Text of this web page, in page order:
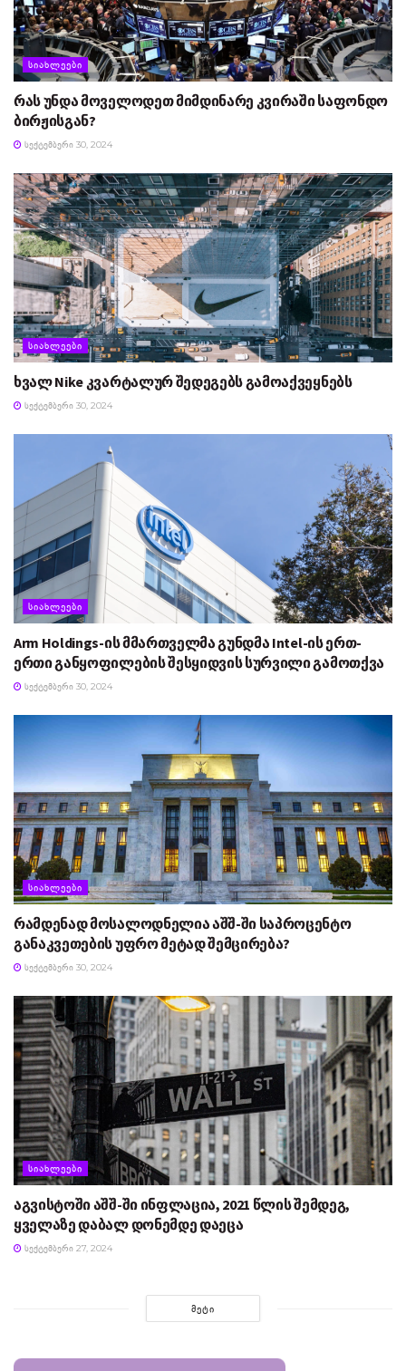
ᲡᲘᲐᲮᲚᲔᲔᲑᲘ
რას უნდა მოველოდეთ მიმდინარე კვირაში საფონდო
ბირჟისგან?
ᲡᲔᲥᲢᲔᲛᲑᲔᲠᲘ 30, 2024
ᲡᲘᲐᲮᲚᲔᲔᲑᲘ
ხვალ Nike კვარტალურ შედეგებს გამოაქვეყნებს
ᲡᲔᲥᲢᲔᲛᲑᲔᲠᲘ 30, 2024
ᲡᲘᲐᲮᲚᲔᲔᲑᲘ
Arm Holdings-ის მმართველმა გუნდმა Intel-ის ერთ-
ერთი განყოფილების შესყიდვის სურვილი გამოთქვა
ᲡᲔᲥᲢᲔᲛᲑᲔᲠᲘ 30, 2024
ᲡᲘᲐᲮᲚᲔᲔᲑᲘ
რამდენად მოსალოდნელია აშშ-ში საპროცენტო
განაკვეთების უფრო მეტად შემცირება?
ᲡᲔᲥᲢᲔᲛᲑᲔᲠᲘ 30, 2024
ᲡᲘᲐᲮᲚᲔᲔᲑᲘ
აგვისტოში აშშ-ში ინფლაცია, 2021 წლის შემდეგ,
ყველაზე დაბალ დონემდე დაეცა
ᲡᲔᲥᲢᲔᲛᲑᲔᲠᲘ 27, 2024
ᲛᲔᲢᲘ